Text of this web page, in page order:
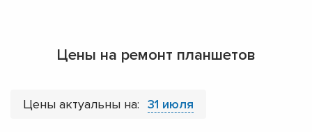
Цены на ремонт планшетов
Цены актуальны на: 31 июля